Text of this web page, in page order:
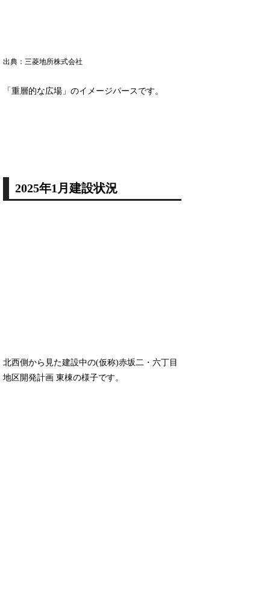
出典：三菱地所株式会社
「重層的な広場」のイメージパースです。
2025年1月建設状況
北西側から見た建設中の(仮称)赤坂二・六丁目
地区開発計画 東棟の様子です。